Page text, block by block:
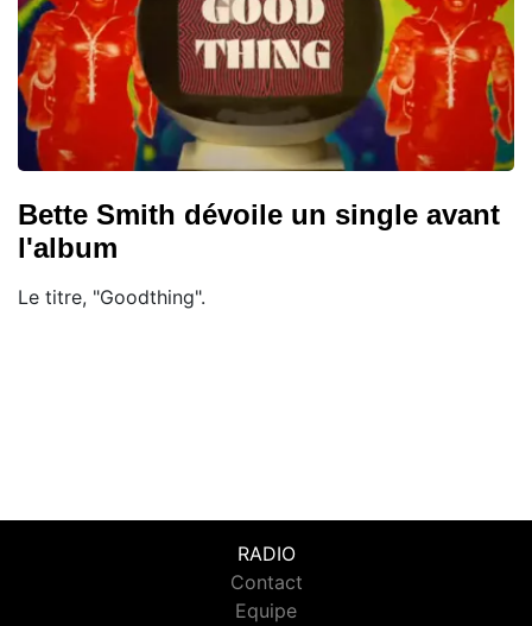
Bette Smith dévoile un single avant
l'album
Le titre, "Goodthing".
RADIO
Contact
Equipe